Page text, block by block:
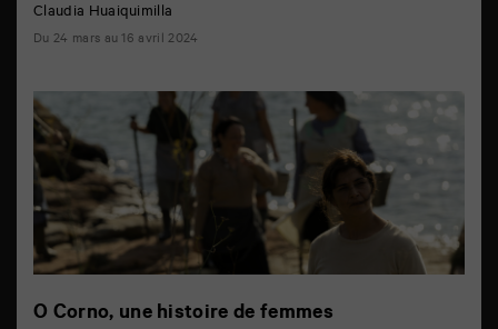
Claudia Huaiquimilla
Du 24 mars au 16 avril 2024
O Corno, une histoire de femmes